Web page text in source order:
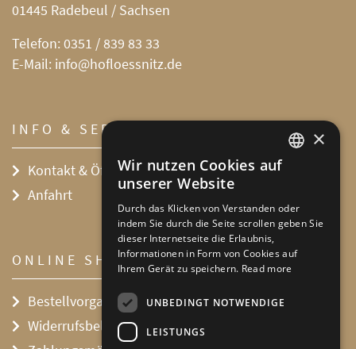
01445 Radebeul / Sachsen
Telefon: 0351 / 839 83 33
E-Mail: info@hofloessnitz.de
INFO & SERVICE
Kontakt & Öffnungszeiten
Anfahrt
ONLINE SHOP
Bestellvorgang
Widerrufsbelehrung
DEFAULT LANGUAGE
GERMAN
×
Wir nutzen Cookies auf
unserer Website
Durch das Klicken von Verstanden oder
indem Sie durch die Seite scrollen geben Sie
dieser Internetseite die Erlaubnis,
Informationen in Form von Cookies auf
Ihrem Gerät zu speichern. Read more
UNBEDINGT NOTWENDIGE
LEISTUNGS